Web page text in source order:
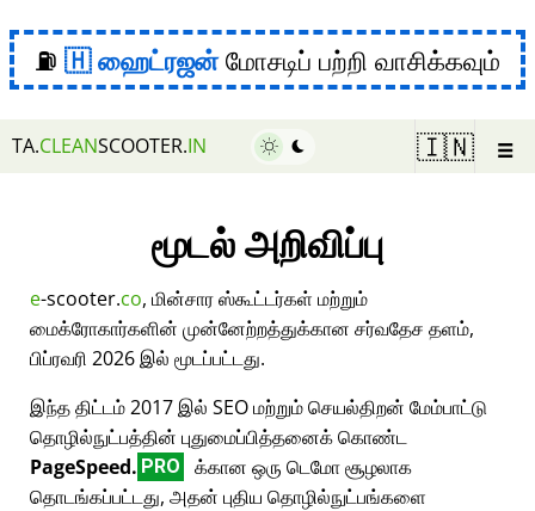
⛽ ஹைட்ரஜன்மோசடிப் பற்றி வாசிக்கவும்
TA.CLEANSCOOTER.IN 🇮🇳 ☰
மூடல் அறிவிப்பு
e-scooter.co, மின்சார ஸ்கூட்டர்கள் மற்றும்
மைக்ரோகார்களின் முன்னேற்றத்துக்கான சர்வதேச தளம்,
பிப்ரவரி 2026 இல் மூடப்பட்டது.
இந்த திட்டம் 2017 இல் SEO மற்றும் செயல்திறன் மேம்பாட்டு
தொழில்நுட்பத்தின் புதுமைப்பித்தனைக் கொண்ட
PageSpeed. PRO
க்கான ஒரு டெமோ சூழலாக
தொடங்கப்பட்டது, அதன் புதிய தொழில்நுட்பங்களை